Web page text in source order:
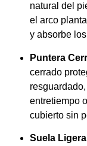
natural del
el arco
y absorbe
Puntera
cerrado
entretiempo
cubierto sin
Suela